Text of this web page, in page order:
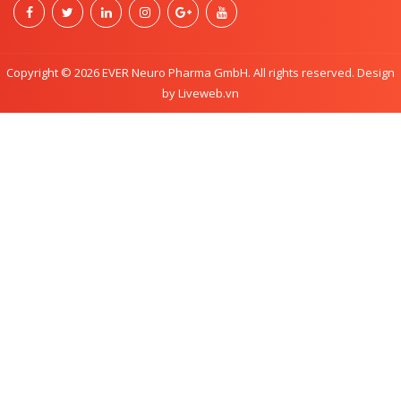
Copyright © 2026 EVER Neuro Pharma GmbH. All rights reserved. Design
by Liveweb.vn